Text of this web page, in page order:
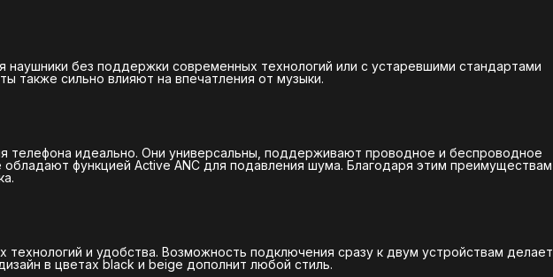
наушники без поддержки современных технологий или с устаревшими стандартами
также сильно влияют на впечатления от музыки.
телефона идеально. Они универсальны, поддерживают проводное и беспроводное
функцией Active ANC для подавления шума. Благодаря этим преимуществам
и удобства. Возможность подключения сразу к двум устройствам делает
в цветах black и beige дополнит любой стиль.